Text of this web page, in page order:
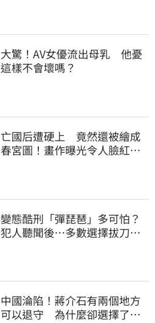
大驚！AV女優流出母乳 他憂
這樣不會壞嗎？
亡國后遭硬上 竟然還被繪成
春宮圖！畫作曝光令人臉紅心
變態酷刑「彈琵琶」多可怕？
犯人聽聞後⋯多數選擇拔刀自
中國淪陷！蔣介石有兩個地方
可以退守 為什麼卻選擇了台